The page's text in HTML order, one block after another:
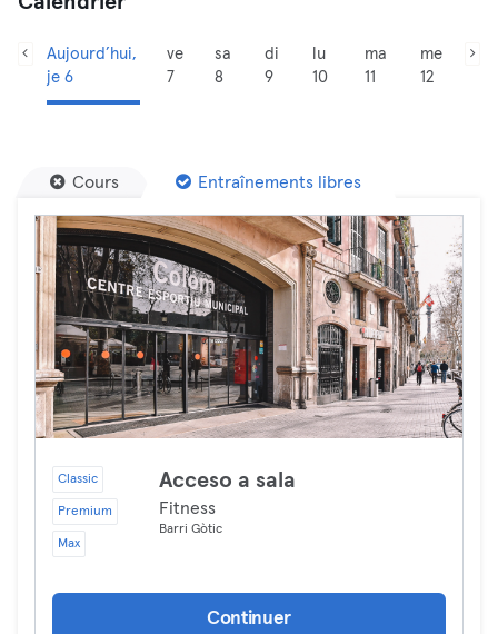
Aujourd’hui,
je 6
ve
7
sa
8
di
9
lu
10
ma
11
me
12
Cours Entraînements libres
Classic
Premium
Max
Acceso a sala
Fitness
Barri Gòtic
Continuer